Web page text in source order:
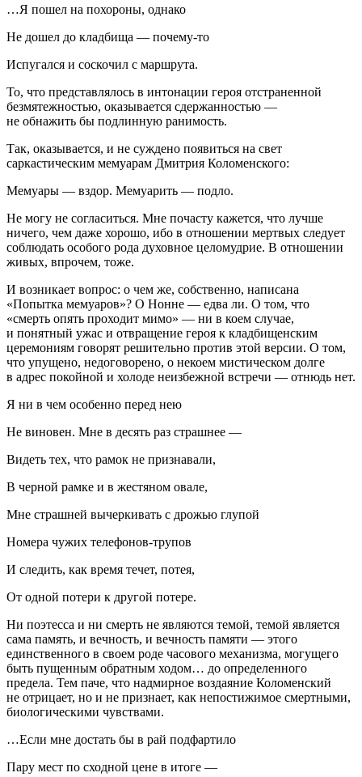
…Я пошел на похороны, однако
Не дошел до кладбища — почему-то
Испугался и соскочил с маршрута.
То, что представлялось в интонации героя отстраненной
безмятежностью, оказывается сдержанностью —
не обнажить бы подлинную ранимость.
Так, оказывается, и не суждено появиться на свет
саркастическим мемуарам Дмитрия Коломенского:
Мемуары — вздор. Мемуарить — подло.
Не могу не согласиться. Мне почасту кажется, что лучше
ничего, чем даже хорошо, ибо в отношении мертвых следует
соблюдать особого рода духовное целомудрие. В отношении
живых, впрочем, тоже.
И возникает вопрос: о чем же, собственно, написана
«Попытка мемуаров»? О Нонне — едва ли. О том, что
«смерть опять проходит мимо» — ни в коем случае,
и понятный ужас и отвращение героя к кладбищенским
церемониям говорят решительно против этой версии. О том,
что упущено, недоговорено, о некоем мистическом долге
в адрес покойной и холоде неизбежной встречи — отнюдь нет.
Я ни в чем особенно перед нею
Не виновен. Мне в десять раз страшнее —
Видеть тех, что рамок не признавали,
В черной рамке и в жестяном овале,
Мне страшней вычеркивать с дрожью глупой
Номера чужих телефонов-трупов
И следить, как время течет, потея,
От одной потери к другой потере.
Ни поэтесса и ни смерть не являются темой, темой является
сама память, и вечность, и вечность памяти — этого
единственного в своем роде часового механизма, могущего
быть пущенным обратным ходом… до определенного
предела. Тем паче, что надмирное воздаяние Коломенский
не отрицает, но и не признает, как непостижимое смертными,
биологическими чувствами.
…Если мне достать бы в рай подфартило
Пару мест по сходной цене в итоге —